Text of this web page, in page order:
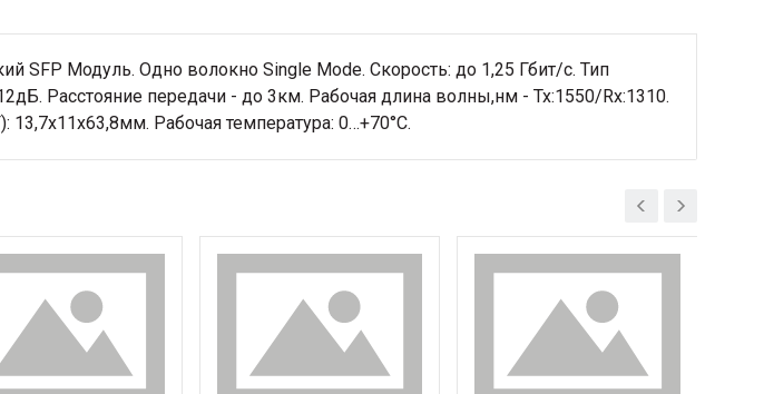
SFP Модуль. Одно волокно Single Mode. Скорость: до 1,25 Гбит/c. Тип
Расстояние передачи - до 3км. Рабочая длина волны,нм - Tx:1550/Rx:1310.
Рабочая температура: 0…+70°С.